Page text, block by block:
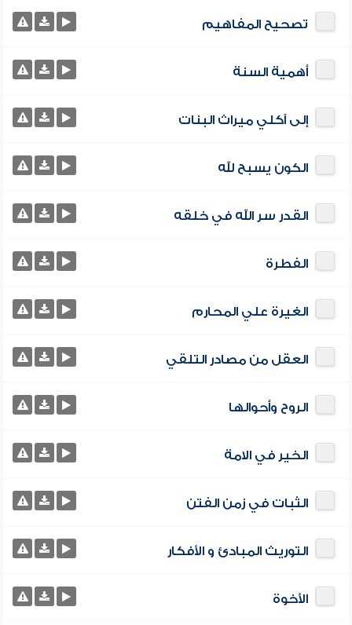
تصحيح المفاهيم
أهمية السنة
إلى آكلي ميراث البنات
الكون يسبح لله
القدر سر الله في خلقه
الفطرة
الغيرة علي المحارم
العقل من مصادر التلقي
الروح وأحوالها
الخير في الامة
الثبات في زمن الفتن
التوريث المبادئ و الأفكار
الأخوة